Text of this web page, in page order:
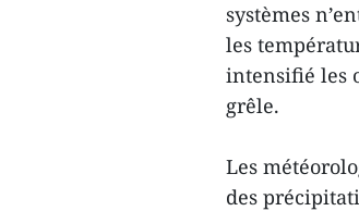
systèmes
les
intensifié les
grêle.
Les
des